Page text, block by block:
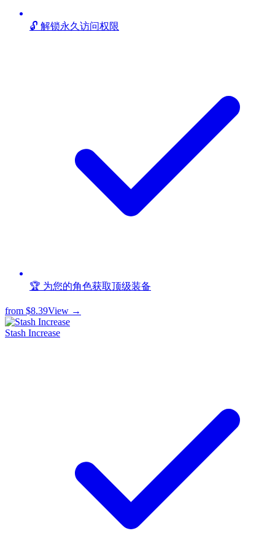
🔓 解锁永久访问权限
🏆 为您的角色获取顶级装备
from $8.39View →
Stash Increase